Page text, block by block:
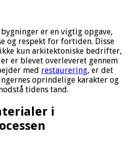
er en vigtig opgave,
og respekt for fortiden. Disse
kun arkitektoniske bedrifter,
er blevet overleveret gennem
med restaurering, er det
oprindelige karakter og
tidens tand.
i